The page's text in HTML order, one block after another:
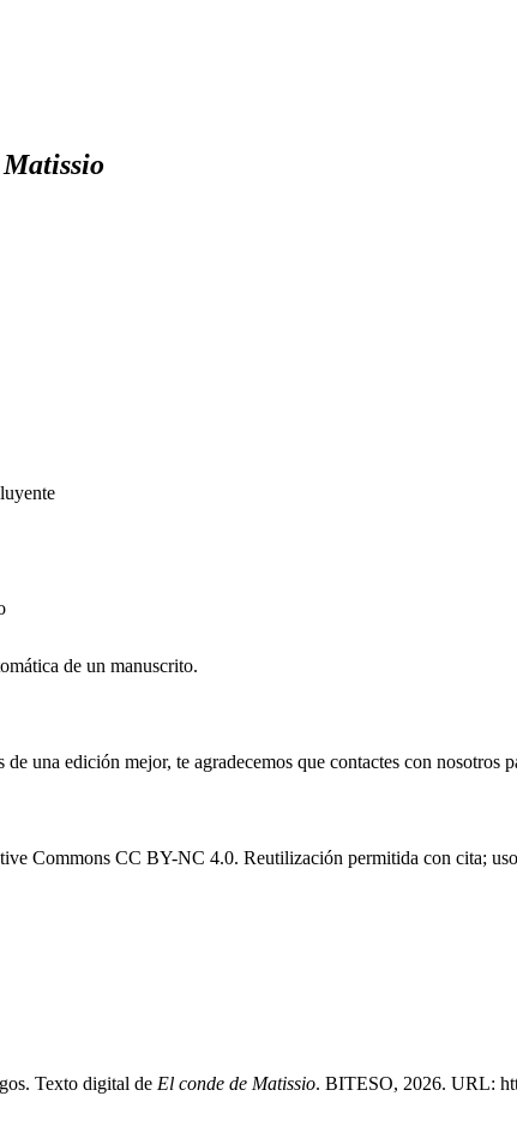
de un manuscrito.
una edición mejor, te agradecemos que contactes con nosotros
Commons CC BY-NC 4.0. Reutilización permitida con cita;
Texto digital de El conde de Matissio. BITESO, 2026. URL: